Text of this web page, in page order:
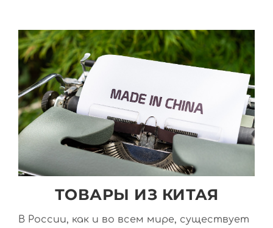
ТОВАРЫ ИЗ КИТАЯ
В России, как и во всем мире, существует